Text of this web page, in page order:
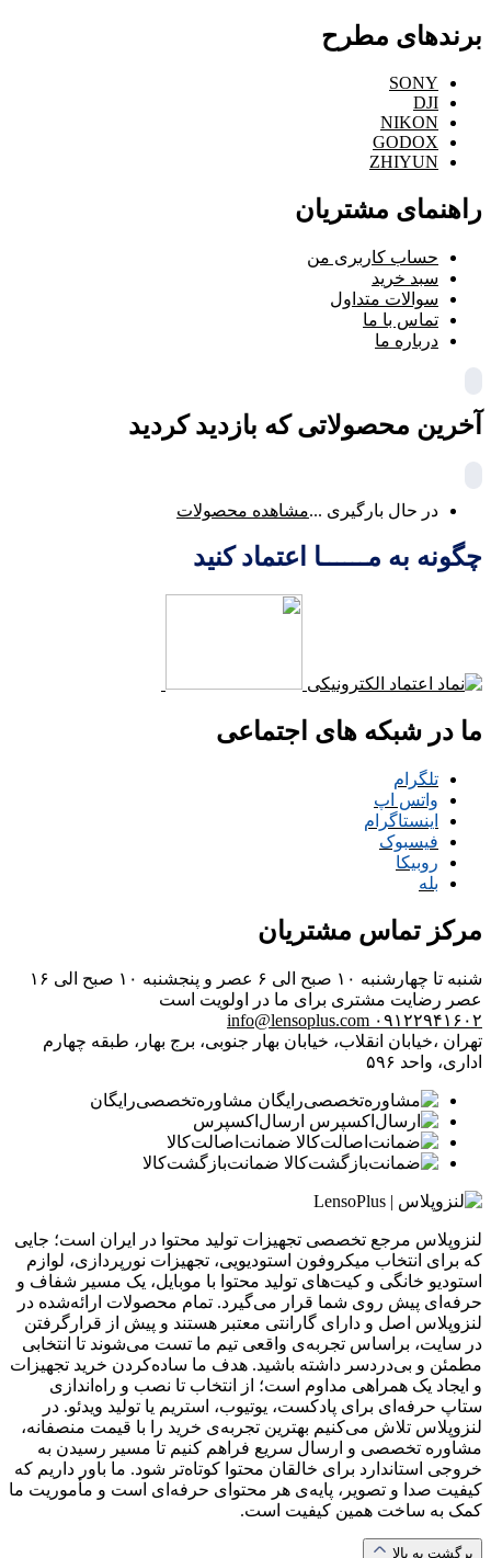
برندهای مطرح
SONY
DJI
NIKON
GODOX
ZHIYUN
راهنمای مشتریان
حساب کاربری من
سبد خرید
سوالات متداول
تماس با ما
درباره ما
آخرین محصولاتی که بازدید کردید
در حال بارگیری ...مشاهده محصولات
چگونه به مــــــا اعتماد کنید
ما در شبکه های اجتماعی
تلگرام
واتس اپ
اینستاگرام
فیسبوک
روبیکا
بله
مرکز تماس مشتریان
شنبه تا چهارشنبه ۱۰ صبح الی ۶ عصر و پنجشنبه ۱۰ صبح الی ۱۶
عصر رضایت مشتری برای ما در اولویت است
۰۹۱۲۲۹۴۱۶۰۲ info@lensoplus.com
تهران ،خیابان انقلاب، خیابان بهار جنوبی، برج بهار، طبقه چهارم
اداری، واحد ۵۹۶
مشاوره‌تخصصی‌رایگان
ارسال‌اکسپرس
ضمانت‌اصالت‌کالا
ضمانت‌بازگشت‌کالا
لنزوپلاس مرجع تخصصی تجهیزات تولید محتوا در ایران است؛ جایی
که برای انتخاب میکروفون استودیویی، تجهیزات نورپردازی، لوازم
استودیو خانگی و کیت‌های تولید محتوا با موبایل، یک مسیر شفاف و
حرفه‌ای پیش روی شما قرار می‌گیرد. تمام محصولات ارائه‌شده در
لنزوپلاس اصل و دارای گارانتی معتبر هستند و پیش از قرارگرفتن
در سایت، براساس تجربه‌ی واقعی تیم ما تست می‌شوند تا انتخابی
مطمئن و بی‌دردسر داشته باشید. هدف ما ساده‌کردن خرید تجهیزات
و ایجاد یک همراهی مداوم است؛ از انتخاب تا نصب و راه‌اندازی
ستاپ حرفه‌ای برای پادکست، یوتیوب، استریم یا تولید ویدئو. در
لنزوپلاس تلاش می‌کنیم بهترین تجربه‌ی خرید را با قیمت منصفانه،
مشاوره تخصصی و ارسال سریع فراهم کنیم تا مسیر رسیدن به
خروجی استاندارد برای خالقان محتوا کوتاه‌تر شود. ما باور داریم که
کیفیت صدا و تصویر، پایه‌ی هر محتوای حرفه‌ای است و مأموریت ما
کمک به ساخت همین کیفیت است.
برگشت به بالا